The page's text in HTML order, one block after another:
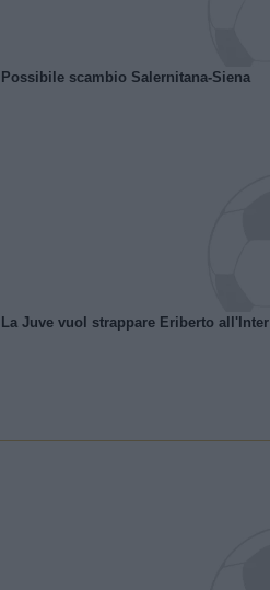
Possibile scambio Salernitana-Siena
La Juve vuol strappare Eriberto all'Inter